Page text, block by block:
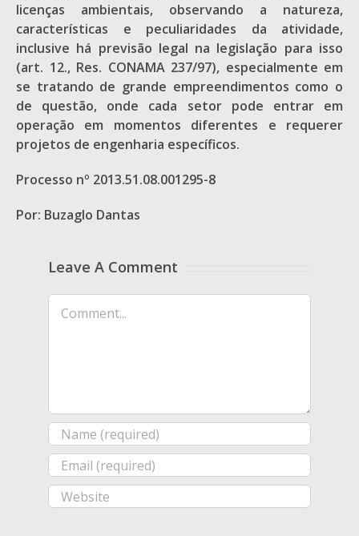
licenças ambientais, observando a natureza,
características e peculiaridades da atividade,
inclusive há previsão legal na legislação para isso
(art. 12., Res. CONAMA 237/97), especialmente em
se tratando de grande empreendimentos como o
de questão, onde cada setor pode entrar em
operação em momentos diferentes e requerer
projetos de engenharia específicos.
Processo nº 2013.51.08.001295-8
Por: Buzaglo Dantas
Leave A Comment
Comment